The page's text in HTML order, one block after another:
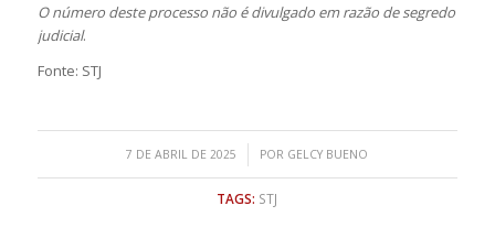
O número deste processo não é divulgado em razão de segredo
judicial.
Fonte: STJ
7 DE ABRIL DE 2025
/ POR GELCY BUENO
TAGS: STJ